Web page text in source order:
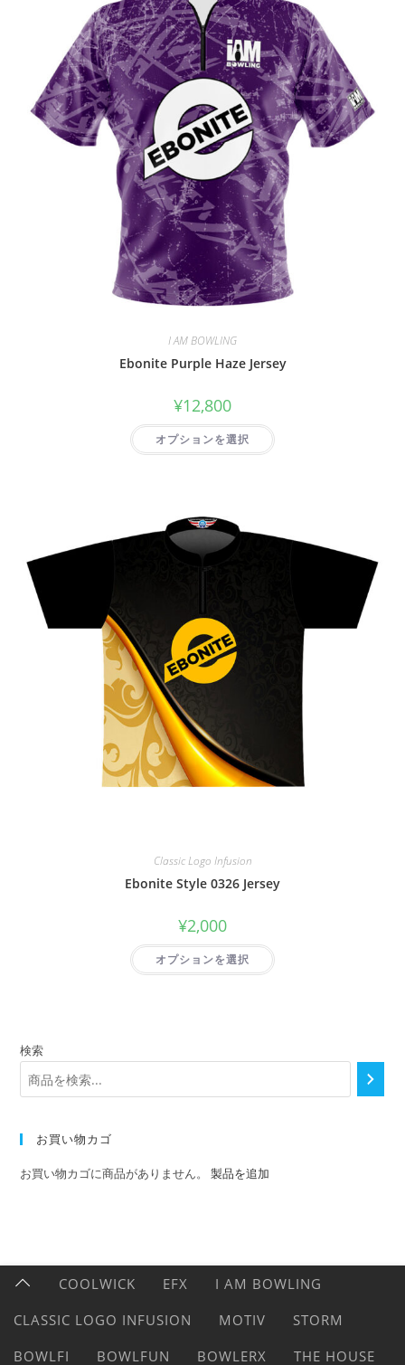
I AM BOWLING
Ebonite Purple Haze Jersey
¥12,800
オプションを選択
Classic Logo Infusion
Ebonite Style 0326 Jersey
¥2,000
オプションを選択
検索
お買い物カゴ
お買い物カゴに商品がありません。製品を追加
COOLWICK EFX
I AM BOWLING
CLASSIC LOGO INFUSION
MOTIV
STORM
BOWLFI
BOWLFUN BOWLERX THE HOUSE